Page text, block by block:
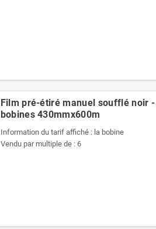
Film pré-étiré manuel soufflé noir
bobines 430mmx600m
Information du tarif affiché : la bobine
Vendu par multiple de : 6